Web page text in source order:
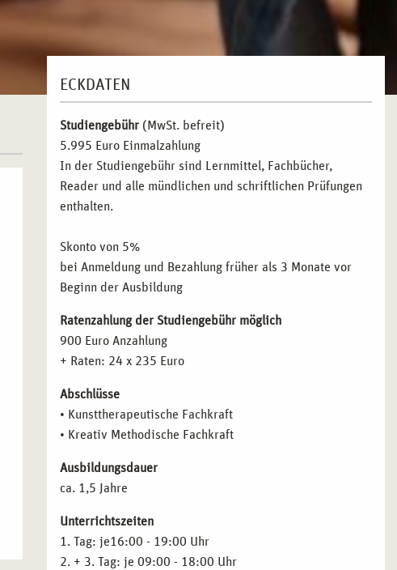
ECKDATEN
Studiengebühr (MwSt. befreit)
5.995 Euro Einmalzahlung
In der Studiengebühr sind Lernmittel, Fachbücher,
Reader und alle mündlichen und schriftlichen Prüfungen
enthalten.
Skonto von 5%
bei Anmeldung und Bezahlung früher als 3 Monate vor
Beginn der Ausbildung
Ratenzahlung der Studiengebühr möglich
900 Euro Anzahlung
+ Raten: 24 x 235 Euro
Abschlüsse
• Kunsttherapeutische Fachkraft
• Kreativ Methodische Fachkraft
Ausbildungsdauer
ca. 1,5 Jahre
Unterrichtszeiten
1. Tag: je16:00 - 19:00 Uhr
2. + 3. Tag: je 09:00 - 18:00 Uhr